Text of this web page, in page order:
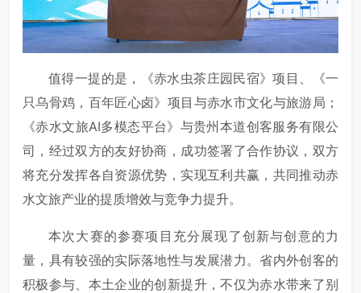
值得一提的是，《赤水虫茶庄园民宿》项目、《一
只乌骨鸡，百年匠心卤》项目与赤水市文化与旅游局；
《赤水文旅AI多模态平台》与贵州本道创客服务有限公
司，经过双方的友好协商，成功签署了合作协议，双方
将充分发挥各自资源优势，实现互利共赢，共同推动赤
水文旅产业的提质增效与竞争力提升。
本次大赛的参赛项目充分展现了创新与创意的力
量，具有较强的实际落地性与发展潜力。省内外创客的
积极参与、本土企业的创新提升，不仅为赤水带来了别